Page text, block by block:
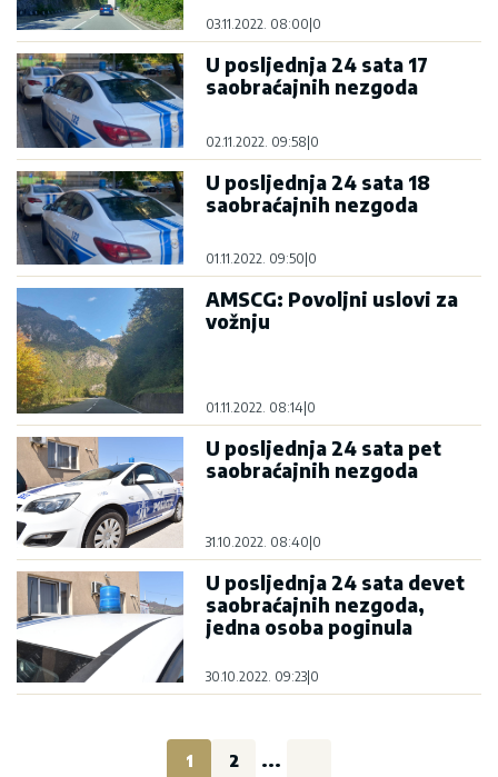
03.11.2022. 08:00 0
U posljednja 24 sata 17
saobraćajnih nezgoda
02.11.2022. 09:58|0
U posljednja 24 sata 18
saobraćajnih nezgoda
01.11.2022. 09:50 0
AMSCG: Povoljni uslovi za
vožnju
01.11.2022. 08:14|0
U posljednja 24 sata pet
saobraćajnih nezgoda
31.10.2022. 08:40|0
U posljednja 24 sata devet
saobraćajnih nezgoda,
jedna osoba poginula
30.10.2022. 09:23|0
1 2 ...